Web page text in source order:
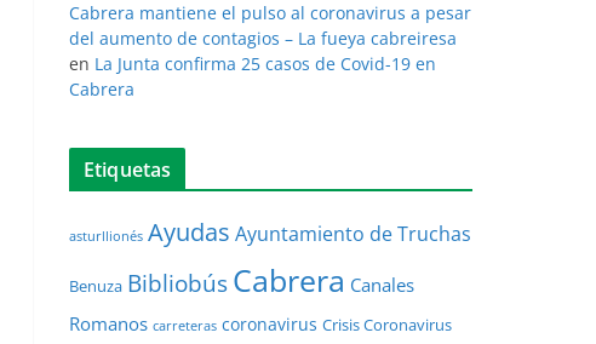
Cabrera mantiene el pulso al coronavirus a pesar
del aumento de contagios – La fueya cabreiresa
en La Junta confirma 25 casos de Covid-19 en
Cabrera
Etiquetas
asturllionés Ayudas Ayuntamiento de Truchas
Benuza BibliobúsCabrera Canales
Romanos carreteras coronavirus Crisis Coronavirus